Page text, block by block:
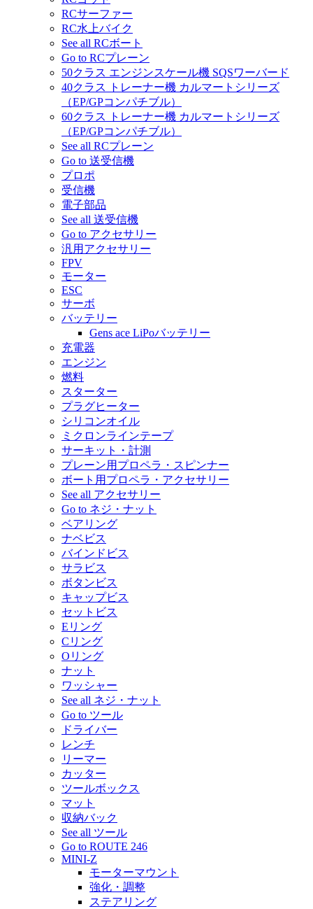
RCサーファー
RC水上バイク
See all RCボート
Go to RCプレーン
50クラス エンジンスケール機 SQSワーバード
40クラス トレーナー機 カルマートシリーズ
（EP/GPコンパチブル）
60クラス トレーナー機 カルマートシリーズ
（EP/GPコンパチブル）
See all RCプレーン
Go to 送受信機
プロポ
受信機
電子部品
See all 送受信機
Go to アクセサリー
汎用アクセサリー
FPV
モーター
ESC
サーボ
バッテリー
Gens ace LiPoバッテリー
充電器
エンジン
燃料
スターター
プラグヒーター
シリコンオイル
ミクロンラインテープ
サーキット・計測
プレーン用プロペラ・スピンナー
ボート用プロペラ・アクセサリー
See all アクセサリー
Go to ネジ・ナット
ベアリング
ナベビス
バインドビス
サラビス
ボタンビス
キャップビス
セットビス
Eリング
Cリング
Oリング
ナット
ワッシャー
See all ネジ・ナット
Go to ツール
ドライバー
レンチ
リーマー
カッター
ツールボックス
マット
収納バック
See all ツール
Go to ROUTE 246
MINI-Z
モーターマウント
強化・調整
ステアリング